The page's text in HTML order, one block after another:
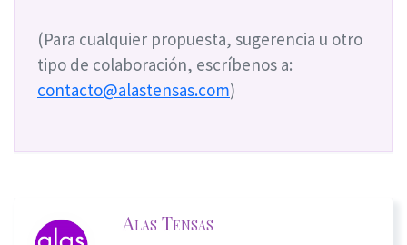
(Para cualquier propuesta, sugerencia u otro
tipo de colaboración, escríbenos a:
contacto@alastensas.com)
Alas Tensas